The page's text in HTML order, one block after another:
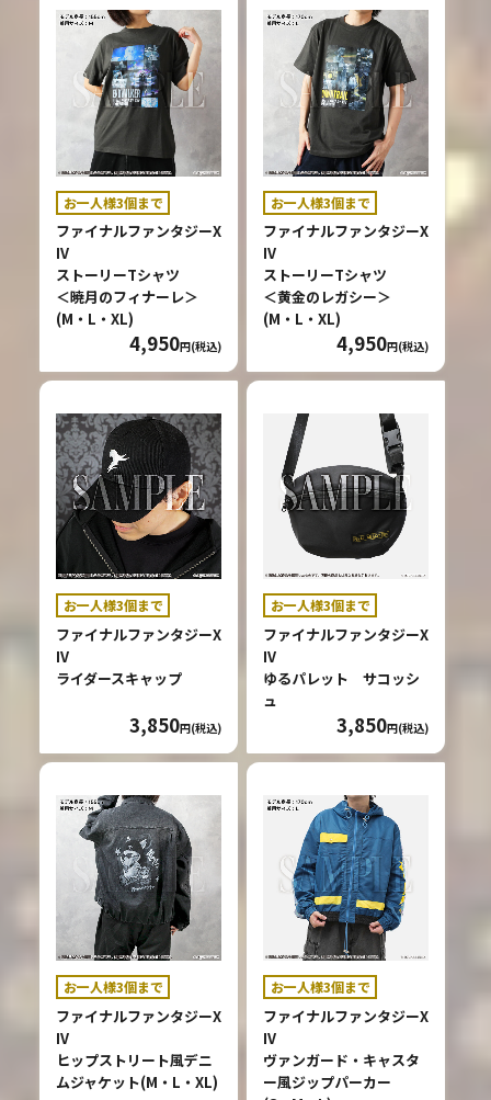
お一人様3個まで
ファイナルファンタジーX
IV
ストーリーTシャツ
＜暁月のフィナーレ＞
(M・L・XL)
4,950円(税込)
お一人様3個まで
ファイナルファンタジーX
IV
ストーリーTシャツ
＜黄金のレガシー＞
(M・L・XL)
4,950円(税込)
お一人様3個まで
ファイナルファンタジーX
IV
ライダースキャップ
3,850円(税込)
お一人様3個まで
ファイナルファンタジーX
IV
ゆるパレット サコッシ
ュ
3,850円(税込)
お一人様3個まで
ファイナルファンタジーX
IV
ヒップストリート風デニ
ムジャケット(M・L・XL)
お一人様3個まで
ファイナルファンタジーX
IV
ヴァンガード・キャスタ
ー風ジップパーカー